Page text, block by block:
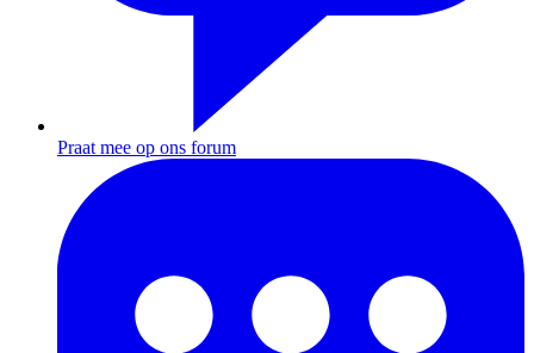
Praat mee op ons forum